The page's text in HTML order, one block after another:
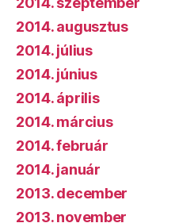
2014. augusztus
2014. július
2014. június
2014. április
2014. március
2014. február
2014. január
2013. december
2013. november